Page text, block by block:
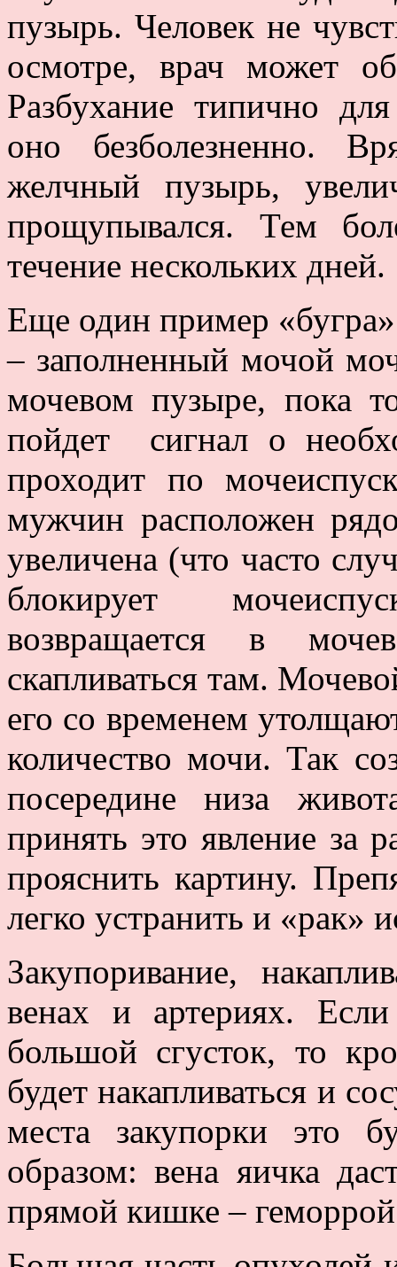
пузырь. Человек не
осмотре, врач может
Разбухание типично
оно безболезненно.
желчный пузырь,
прощупывался. Тем
течение нескольких дней.
Еще один пример
– заполненный мочой
мочевом пузыре, пока
пойдет сигнал о
проходит по
мужчин расположен
увеличена (что часто
блокирует
возвращается в
скапливаться там.
его со временем
количество мочи. Так
посередине низа
принять это явление за
прояснить картину.
легко устранить и «рак»
Закупоривание,
венах и артериях.
большой сгусток, то
будет накапливаться и
места закупорки это
образом: вена яичка
прямой кишке –